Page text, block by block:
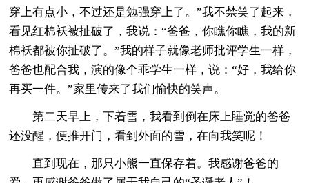
穿上有点小，不过还是勉强穿上了。”我不禁笑了起来，
看见红棉袄被扯破了，我说：“爸爸，你瞧你瞧，我的新
棉袄都被你扯破了。”我的样子就像老师批评学生一样，
爸爸也配合我，演的像个乖学生一样，说：“好，我给你
再买一件。”家里传来了我们愉快的笑声。
第二天早上，下着雪，我看到倒在床上睡觉的爸爸
还没醒，便推开门，看到外面的雪，在向我笑呢！
直到现在，那只小熊一直保存着。我感谢爸爸的